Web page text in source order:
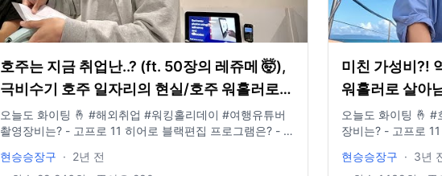
호주는 지금 취업난..? (ft. 50장의 레쥬메 🤯),
극비수기 호주 일자리의 현실/호주 워홀러로
살아남기 12
오늘도 화이팅 🤞 #해외취업 #워킹홀리데이 #여행유튜버
촬영장비는? - 고프로 11 히어로 블랙편집 프로그램은? - 파
- idclrlrlcks@naver.com
현승승장구 · 2년 전
미친 가성비?!
워홀러로 살아
오늘도 화이팅 🤞 #
장비는? - 고프로 11 히어로 블랙편집 프로그램은? - 파이널
현승승장구 · 3년